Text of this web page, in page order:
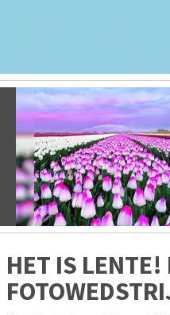
Vorige
HET IS LENTE!